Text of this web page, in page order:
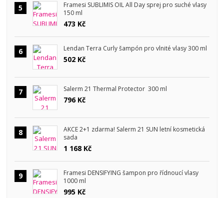
5
Framesi SUBLIMIS OIL All Day sprej pro suché vlasy
150 ml
473 Kč
6 Lendan Terra Curly šampón pro vlnité vlasy 300 ml
502 Kč
7 Salerm 21 Thermal Protector 300 ml
796 Kč
8
AKCE 2+1 zdarma! Salerm 21 SUN letní kosmetická
sada
1 168 Kč
9
Framesi DENSIFYING šampon pro řídnoucí vlasy
1000 ml
995 Kč